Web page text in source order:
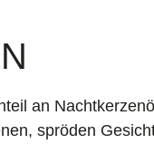
an
spröden